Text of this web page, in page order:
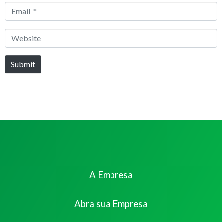
Email
Website
Submit
A Empresa
Abra sua Empresa